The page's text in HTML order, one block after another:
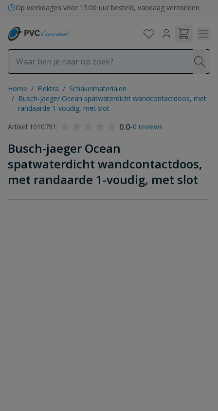
Ga naar de inhoud
Op werkdagen voor 15:00 uur besteld, vandaag verzonden
Home / Elektra / Schakelmaterialen
/ Busch-jaeger Ocean spatwaterdicht wandcontactdoos, met
randaarde 1-voudig, met slot
Artikel 1010791
0.0-0 reviews
Busch-jaeger Ocean
spatwaterdicht wandcontactdoos,
met randaarde 1-voudig, met slot